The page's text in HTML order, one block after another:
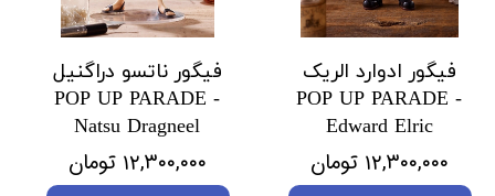
فیگور ادوارد الریک
POP UP PARADE -
Edward Elric
۱۲,۳۰۰,۰۰۰ تومان
فیگور ناتسو دراگنیل
POP UP PARADE -
Natsu Dragneel
۱۲,۳۰۰,۰۰۰ تومان